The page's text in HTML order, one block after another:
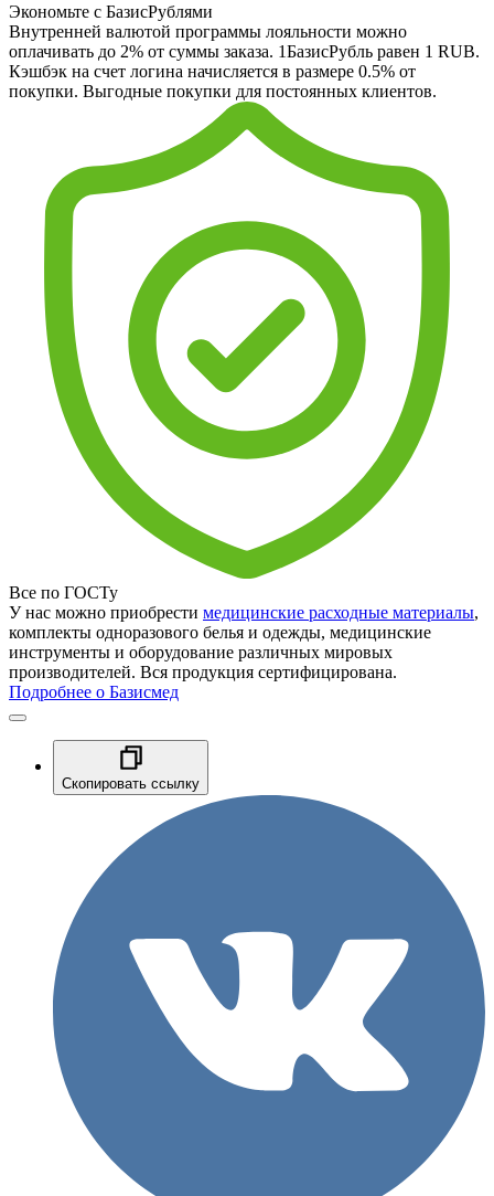
Экономьте с БазисРублями
Внутренней валютой программы лояльности можно
оплачивать до 2% от суммы заказа. 1БазисРубль равен 1 RUB.
Кэшбэк на счет логина начисляется в размере 0.5% от
покупки. Выгодные покупки для постоянных клиентов.
Все по ГОСТу
У нас можно приобрести медицинские расходные материалы,
комплекты одноразового белья и одежды, медицинские
инструменты и оборудование различных мировых
производителей. Вся продукция сертифицирована.
Подробнее о Базисмед
Скопировать ссылку